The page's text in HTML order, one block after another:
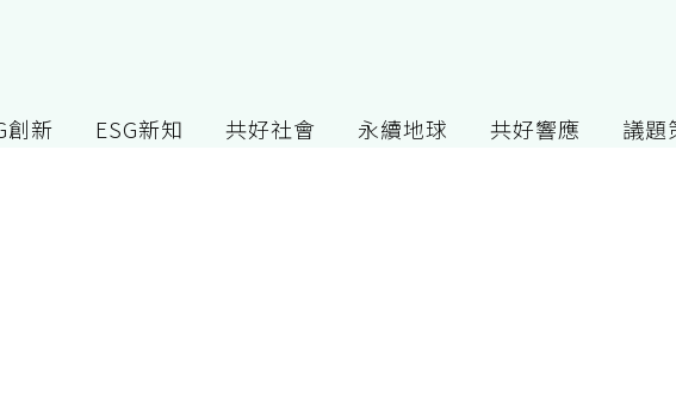
創新 ESG新知 共好社會 永續地球 共好響應 議題